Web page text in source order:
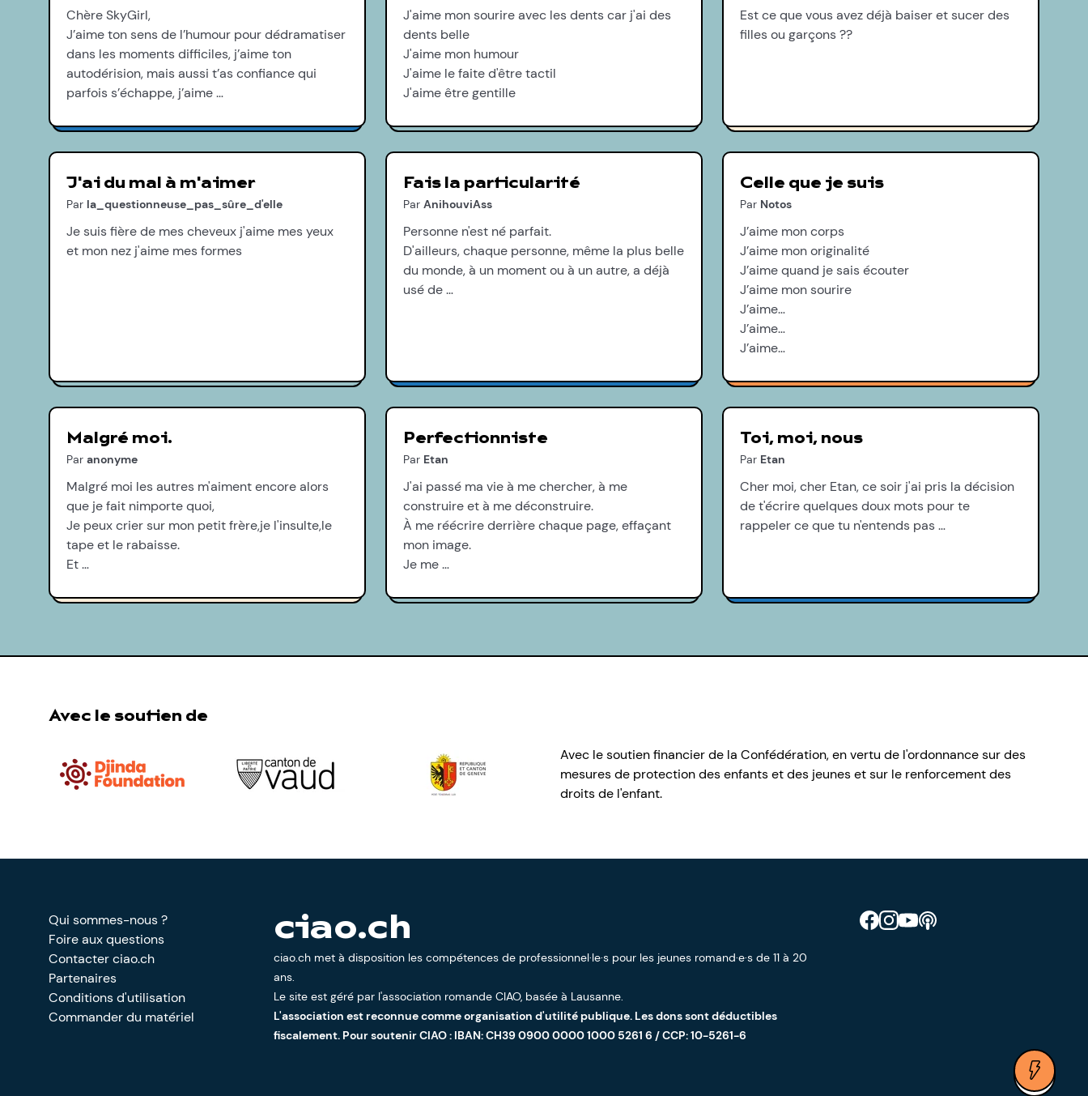
Chère SkyGirl,
J’aime ton sens de l’humour pour dédramatiser
dans les moments difficiles, j’aime ton
autodérision, mais aussi t’as confiance qui
parfois s’échappe, j’aime …
J'aime mon sourire avec les dents car j'ai des
dents belle
J'aime mon humour
J'aime le faite d'être tactil
J'aime être gentille
Est ce que vous avez déjà baiser et sucer des
filles ou garçons ??
J'ai du mal à m'aimer
Par la_questionneuse_pas_sûre_d'elle
Je suis fière de mes cheveux j'aime mes yeux
et mon nez j'aime mes formes
Fais la particularité
Par AnihouviAss
Personne n'est né parfait.
D'ailleurs, chaque personne, même la plus belle
du monde, à un moment ou à un autre, a déjà
usé de …
Celle que je suis
Par Notos
J’aime mon corps
J’aime mon originalité
J’aime quand je sais écouter
J’aime mon sourire
J’aime…
J’aime…
J’aime…
Malgré moi.
Par anonyme
Malgré moi les autres m'aiment encore alors
que je fait nimporte quoi,
Je peux crier sur mon petit frère,je l'insulte,le
tape et le rabaisse.
Et …
Perfectionniste
Par Etan
J'ai passé ma vie à me chercher, à me
construire et à me déconstruire.
À me réécrire derrière chaque page, effaçant
mon image.
Je me …
Toi, moi, nous
Par Etan
Cher moi, cher Etan, ce soir j'ai pris la décision
de t'écrire quelques doux mots pour te
rappeler ce que tu n'entends pas …
Avec le soutien de
Avec le soutien financier de la Confédération, en vertu de l'ordonnance sur des
mesures de protection des enfants et des jeunes et sur le renforcement des
droits de l'enfant.
Retrouve CIAO sur Facebook
Retrouve CIAO sur Instagram
Retrouve CIAO sur YouTube
Découvre notre podcast
Qui sommes-nous ?
Foire aux questions
Contacter ciao.ch
Partenaires
Conditions d'utilisation
Commander du matériel
ciao.ch
ciao.ch met à disposition les compétences de professionnel·le·s pour les jeunes romand·e·s de 11 à 20
ans.
Le site est géré par l'association romande CIAO, basée à Lausanne.
L'association est reconnue comme organisation d'utilité publique. Les dons sont déductibles
fiscalement. Pour soutenir CIAO : IBAN: CH39 0900 0000 1000 5261 6 / CCP: 10-5261-6